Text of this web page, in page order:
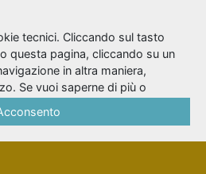
Albert
tecnici. Cliccando sul tasto
questa pagina, cliccando su un
in altra maniera,
Se vuoi saperne di più o